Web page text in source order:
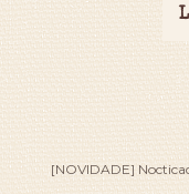
[NOVIDADE]